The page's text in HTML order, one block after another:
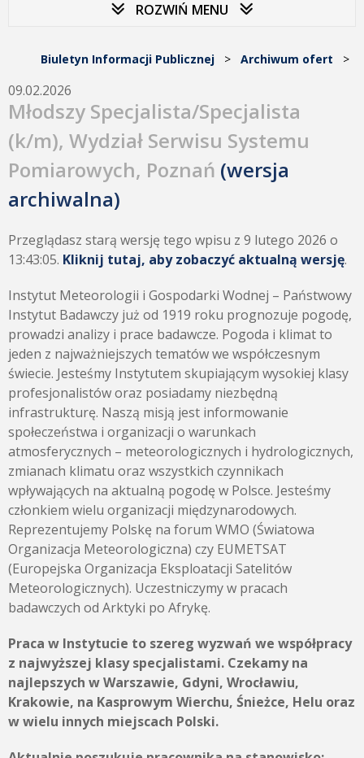
ROZWIŃ MENU
Biuletyn Informacji Publicznej > Archiwum ofert >
09.02.2026
Młodszy Specjalista/Specjalista
(k/m), Wydział Serwisu Systemu
Pomiarowych, Poznań (wersja
archiwalna)
Przeglądasz starą wersję tego wpisu z 9 lutego 2026 o
13:43:05. Kliknij tutaj, aby zobaczyć aktualną wersję.
Instytut Meteorologii i Gospodarki Wodnej – Państwowy
Instytut Badawczy już od 1919 roku prognozuje pogodę,
prowadzi analizy i prace badawcze. Pogoda i klimat to
jeden z najważniejszych tematów we współczesnym
świecie. Jesteśmy Instytutem skupiającym wysokiej klasy
profesjonalistów oraz posiadamy niezbędną
infrastrukturę. Naszą misją jest informowanie
społeczeństwa i organizacji o warunkach
atmosferycznych – meteorologicznych i hydrologicznych,
zmianach klimatu oraz wszystkich czynnikach
wpływających na aktualną pogodę w Polsce. Jesteśmy
członkiem wielu organizacji międzynarodowych.
Reprezentujemy Polskę na forum WMO (Światowa
Organizacja Meteorologiczna) czy EUMETSAT
(Europejska Organizacja Eksploatacji Satelitów
Meteorologicznych). Uczestniczymy w pracach
badawczych od Arktyki po Afrykę.
Praca w Instytucie to szereg wyzwań we współpracy
z najwyższej klasy specjalistami. Czekamy na
najlepszych w Warszawie, Gdyni, Wrocławiu,
Krakowie, na Kasprowym Wierchu, Śnieżce, Helu oraz
w wielu innych miejscach Polski.